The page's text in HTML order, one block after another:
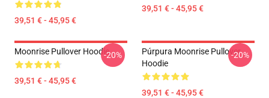
39,51 € - 45,95 €
39,51 € - 45,95 €
Moonrise Pullover Hoodie
39,51 € - 45,95 €
-20%
Púrpura Moonrise Pullover
Hoodie
39,51 € - 45,95 €
-20%